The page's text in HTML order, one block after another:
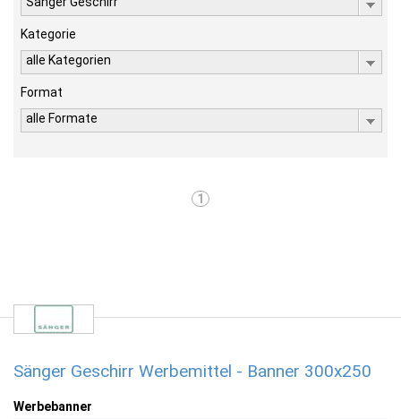
Kategorie
alle Kategorien
Format
alle Formate
1
Sänger Geschirr Werbemittel - Banner 300x250
Werbebanner